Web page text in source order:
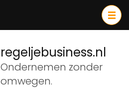
regeljebusiness.nl
Ondernemen zonder
omwegen.